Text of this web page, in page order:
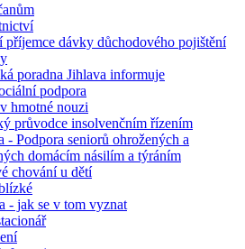
příjemce dávky důchodového pojištění
poradna Jihlava informuje
podpora
hmotné nouzi
průvodce insolvenčním řízením
- Podpora seniorů ohrožených a
domácím násilím a týráním
chování u dětí
- jak se v tom vyznat